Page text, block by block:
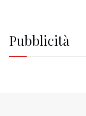
Pubblicità